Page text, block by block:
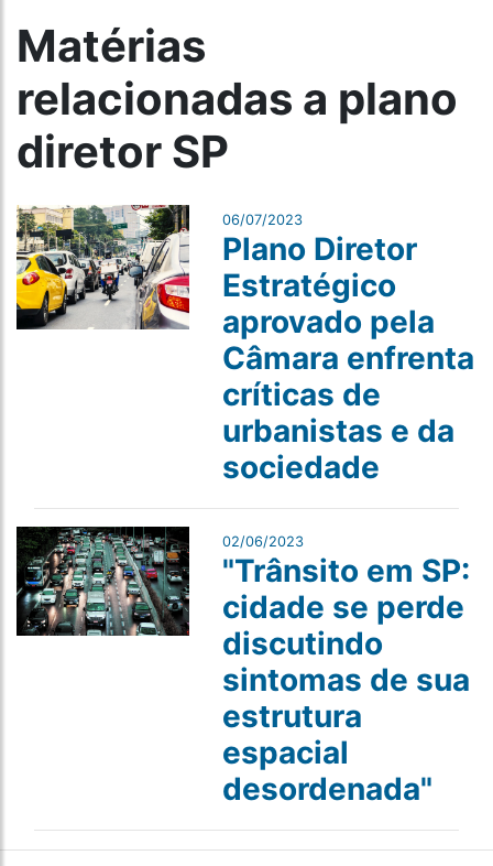
Matérias
relacionadas a plano
diretor SP
06/07/2023
Plano Diretor
Estratégico
aprovado pela
Câmara enfrenta
críticas de
urbanistas e da
sociedade
02/06/2023
"Trânsito em SP:
cidade se perde
discutindo
sintomas de sua
estrutura
espacial
desordenada"